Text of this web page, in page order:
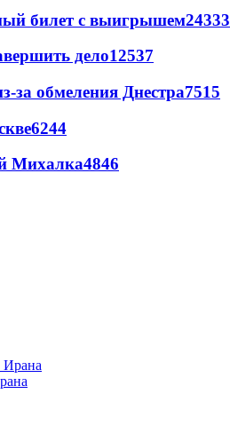
билет с выигрышем24333
дело12537
за обмеления Днестра7515
6244
Михалка4846